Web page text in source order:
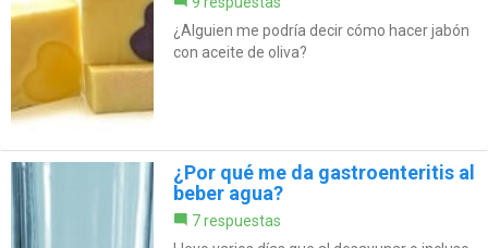
¿Alguien me podría decir cómo hacer jabón
con aceite de oliva?
¿Por qué me da gastroenteritis al
beber agua?
7 respuestas